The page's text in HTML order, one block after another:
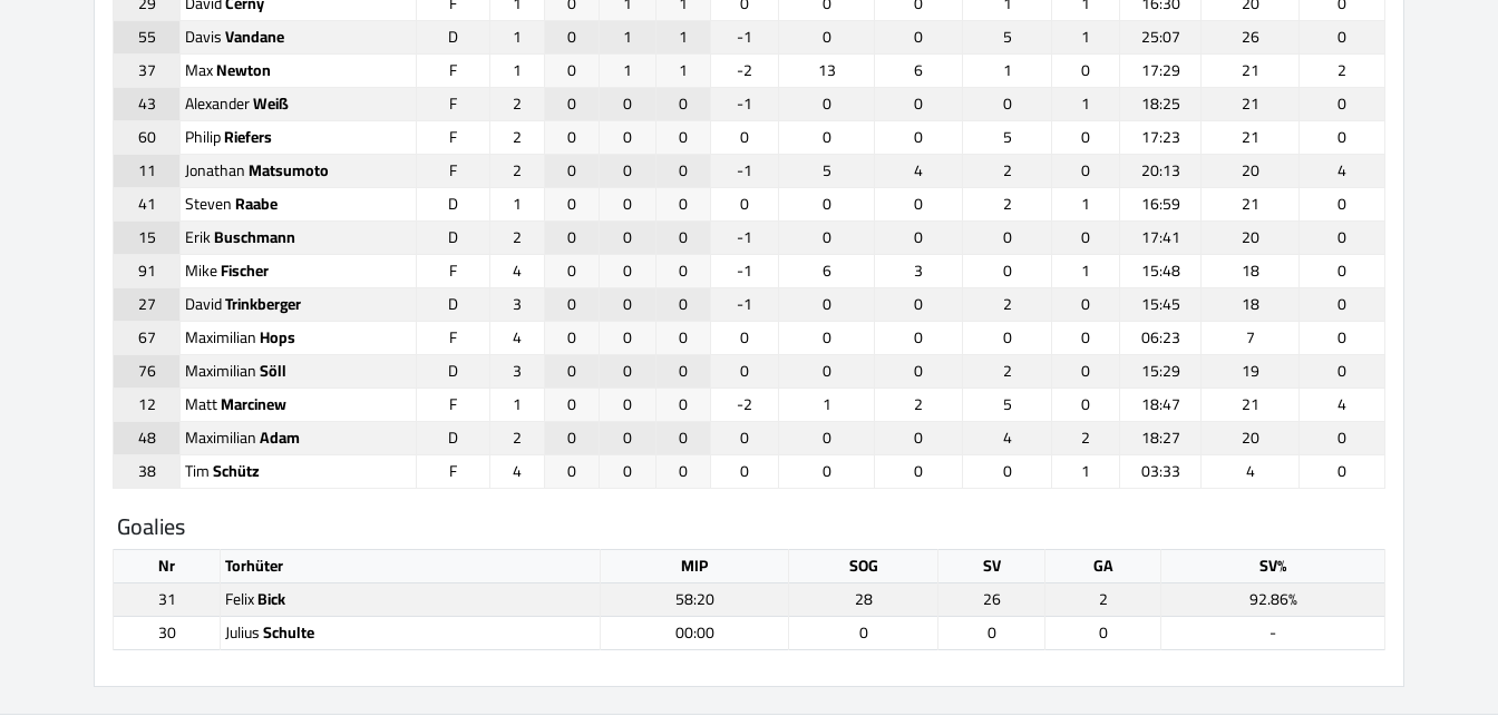
55
DavisVandane D 1 0 1 1 -1 0 0 5 1 25:07 26
0
37
MaxNewton F 1 0 1 1 -2 13 6 1 0 17:29 21
2
43
AlexanderWeiß F 2 0 0 0 -1 0 0 0 1 18:25 21
0
60
PhilipRiefers F 2 0 0 0 0 0 0 5 0 17:23 21
0
11
JonathanMatsumoto F 2 0 0 0 -1 5 4 2 0 20:13 20
4
41
StevenRaabe D 1 0 0 0 0 0 0 2 1 16:59 21
0
15
ErikBuschmann D 2 0 0 0 -1 0 0 0 0 17:41 20
0
91
MikeFischer F 4 0 0 0 -1 6 3 0 1 15:48 18
0
27
DavidTrinkberger D 3 0 0 0 -1 0 0 2 0 15:45 18
0
67
MaximilianHops F 4 0 0 0 0 0 0 0 0 06:23 7
0
76
MaximilianSöll D 3 0 0 0 0 0 0 2 0 15:29 19
0
12
MattMarcinew F 1 0 0 0 -2 1 2 5 0 18:47 21
4
48
MaximilianAdam D 2 0 0 0 0 0 0 4 2 18:27 20
0
38
TimSchütz F 4 0 0 0 0 0 0 0 1 03:33 4 0
Goalies
Nr Torhüter MIP SOG SV GA
SV%
31
FelixBick 58:20 28 26 2
92.86%
30
JuliusSchulte 00:00 0 0 0 -